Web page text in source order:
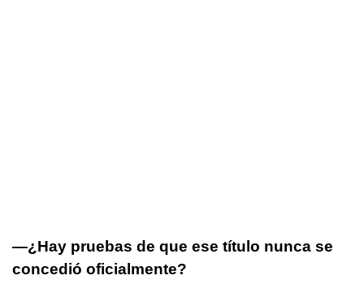
—¿Hay pruebas de que ese título nunca se
concedió oficialmente?